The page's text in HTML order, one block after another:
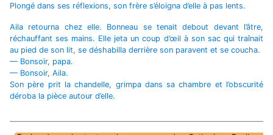
Plongé dans ses réflexions, son frère s’éloigna d’elle à pas lents.
Aila retourna chez elle. Bonneau se tenait debout devant l’âtre,
réchauffant ses mains. Elle jeta un coup d’œil à son sac qui traînait
au pied de son lit, se déshabilla derrière son paravent et se coucha.
— Bonsoir, papa.
— Bonsoir, Aila.
Son père prit la chandelle, grimpa dans sa chambre et l’obscurité
déroba la pièce autour d’elle.